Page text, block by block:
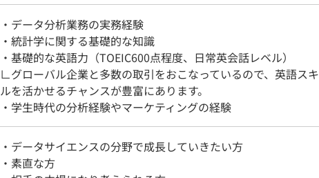
・データ分析業務の実務経験
・統計学に関する基礎的な知識
・基礎的な英語力（TOEIC600点程度、日常英会話レベル）
∟グローバル企業と多数の取引をおこなっているので、英語スキ
ルを活かせるチャンスが豊富にあります。
・学生時代の分析経験やマーケティングの経験
・データサイエンスの分野で成長していきたい方
・素直な方